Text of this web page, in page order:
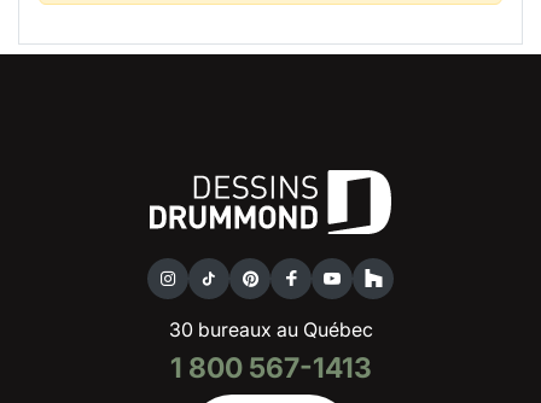
30 bureaux au Québec
1 800 567-1413